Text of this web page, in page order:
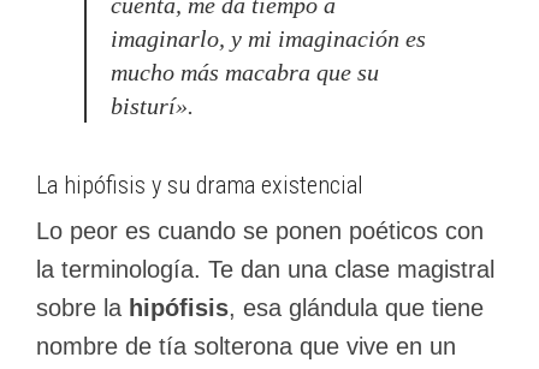
cuenta, me da tiempo a
imaginarlo, y mi imaginación es
mucho más macabra que su
bisturí».
La hipófisis y su drama existencial
Lo peor es cuando se ponen poéticos con
la terminología. Te dan una clase magistral
sobre la hipófisis, esa glándula que tiene
nombre de tía solterona que vive en un